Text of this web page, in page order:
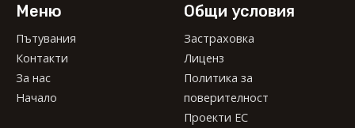
Меню
Пътувания
Пътувания
Контакти
Контакти
За нас
За нас
Начало
Общи условия
Застраховка
Застраховка
Лиценз
Лиценз
Политика за
поверителност
Политика за
Проекти ЕС